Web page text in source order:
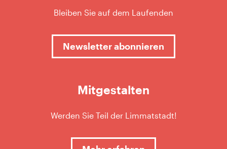
Bleiben Sie auf dem Laufenden
Newsletter abonnieren
Mitgestalten
Werden Sie Teil der Limmatstadt!